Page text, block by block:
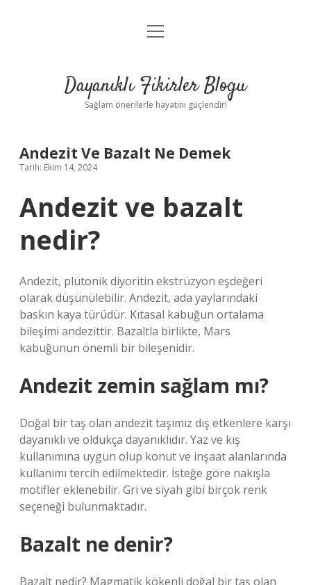
Anasayfa
Yasal Uyarı
menüyü
Dayanıklı Fikirler Blogu
Sağlam önerilerle hayatını güçlendir!
Andezit Ve Bazalt Ne Demek
Tarih: Ekim 14, 2024
Andezit ve bazalt
nedir?
Andezit, plütonik diyoritin ekstrüzyon eşdeğeri
olarak düşünülebilir. Andezit, ada yaylarındaki
baskın kaya türüdür. Kıtasal kabuğun ortalama
bileşimi andezittir. Bazaltla birlikte, Mars
kabuğunun önemli bir bileşenidir.
Andezit zemin sağlam mı?
Doğal bir taş olan andezit taşımız dış etkenlere karşı
dayanıklı ve oldukça dayanıklıdır. Yaz ve kış
kullanımına uygun olup konut ve inşaat alanlarında
kullanımı tercih edilmektedir. İsteğe göre nakışla
motifler eklenebilir. Gri ve siyah gibi birçok renk
seçeneği bulunmaktadır.
Bazalt ne denir?
Bazalt nedir? Magmatik kökenli doğal bir taş olan